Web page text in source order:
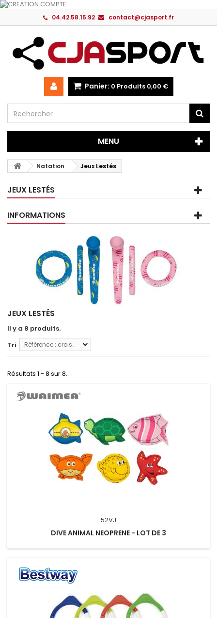
04.42.58.15.92 contact@cjasport.fr
Panier: 0 Produits 0,00 €
MENU
Natation Jeux Lestés
JEUX LESTÉS
INFORMATIONS
JEUX LESTÉS
Il y a 8 produits.
Tri
Référence : croissante
Résultats 1 - 8 sur 8.
52VJ
DIVE ANIMAL NEOPRENE - LOT DE 3